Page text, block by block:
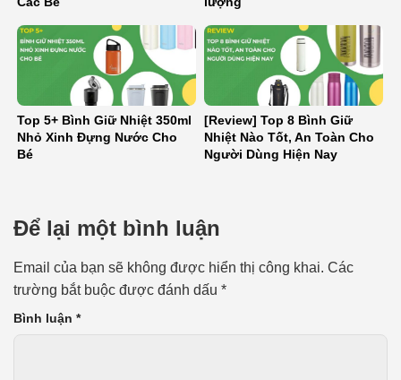
Top 5+ Bình Giữ Nhiệt 350ml
Nhỏ Xinh Đựng Nước Cho
Bé
[Review] Top 8 Bình Giữ
Nhiệt Nào Tốt, An Toàn Cho
Người Dùng Hiện Nay
Để lại một bình luận
Email của bạn sẽ không được hiển thị công khai. Các
trường bắt buộc được đánh dấu *
Bình luận *